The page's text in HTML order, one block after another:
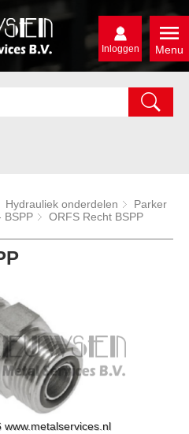
Menu
Inloggen
Hydrauliek onderdelen
Parker
BSPP ORFS Recht BSPP